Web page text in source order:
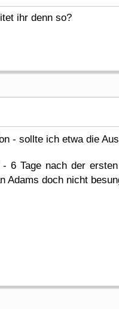
ihr denn so?
- sollte ich etwa die
6 Tage nach der
Adams doch nicht